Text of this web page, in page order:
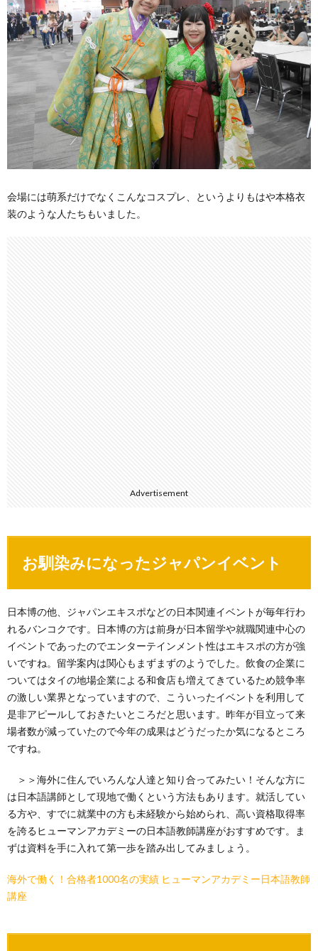
会場には萌系だけでなくこんなコスプレ、というよりもはや本格衣
装のような人たちもいました。
Advertisement
お馴染みになったジャパンイベント
日本博の他、ジャパンエキスポなどの日本関連イベントが毎年行わ
れるバンコクです。日本博の方は前身が日本留学や就職関連中心の
イベントであったのでエンターテインメント性はエキスポの方が強
いですね。留学案内は関心もまずまずのようでした。飲食の企業に
ついてはタイの地場企業による和食店も増えてきているため競争率
の激しい業界となっていますので、こういったイベントを利用して
是非アピールしておきたいところだと思います。昨年が目立って来
場者数が減っていたので今年の成果はどうだったか気になるところ
ですね。
＞＞海外に住んでいろんな人達と知り合ってみたい！そんな方に
は日本語講師として現地で働くという方法もあります。就活してい
る方や、すでに就業中の方も未経験から始められ、高い資格取得率
を誇るヒューマンアカデミーの日本語教師講座がおすすめです。ま
ずは資料を手に入れて第一歩を踏み出してみましょう。
海外で働く！合格者1000名の実績 ヒューマンアカデミー日本語教師
講座